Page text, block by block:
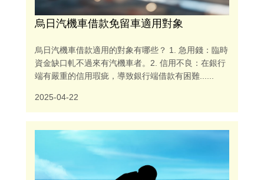
烏日汽機車借款免留車適用對象
烏日汽機車借款適用的對象有哪些？ 1. 急用錢：臨時
資金缺口軋不過來有汽機車者。2. 信用不良：在銀行
端有嚴重的信用瑕疵，導致銀行端借款有困難......
2025-04-22